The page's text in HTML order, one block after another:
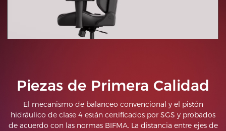
Piezas de Primera Calidad
El mecanismo de balanceo convencional y el pistón
hidráulico de clase 4 están certificados por SGS y probados
de acuerdo con las normas BIFMA. La distancia entre ejes de